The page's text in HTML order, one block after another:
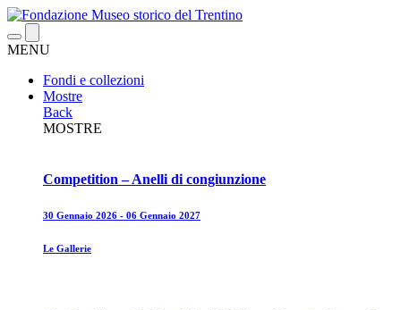
MENU
Fondi e collezioni
Mostre
Back
MOSTRE
Competition – Anelli di congiunzione
30 Gennaio 2026 - 06 Gennaio 2027
Le Gallerie